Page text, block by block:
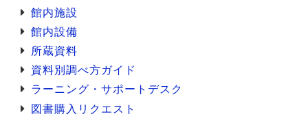
館内施設
館内設備
所蔵資料
資料別調べ方ガイド
ラーニング・サポートデスク
図書購入リクエスト